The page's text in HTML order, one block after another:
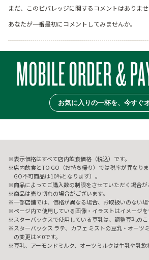
まだ、このビバレッジに関するコメントはありませ
あなたが一番最初にコメントしてみませんか。
お気に入りの一杯を、今すぐ
表示価格はすべて店内飲食価格（税込）です。
店内飲食とTO GO（お持ち帰り）では税率が異なり
GO不可商品は10%となります）。
商品によってご購入数の制限をさせていただく場合が
商品は売り切れの場合がございます。
一部店舗では、価格が異なる場合、お取扱いのない場
ページ内で使用している画像・イラストはイメージを
スターバックスで使用している豆乳は、調整豆乳のこ
スターバックス ラテ、カフェ ミストの豆乳・オーツ
の変更は￥0です。
豆乳、アーモンドミルク、オーツミルクは牛乳や乳飲